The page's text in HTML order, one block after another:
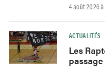
4 août 2026
ACTUALITÉS
Les